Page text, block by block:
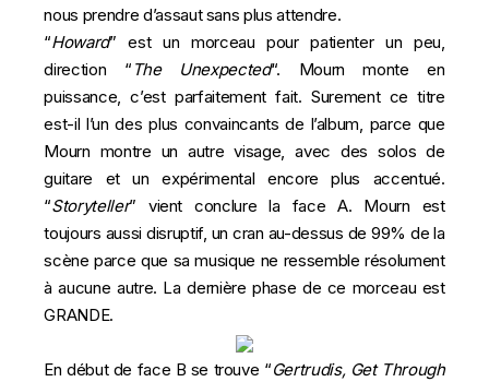
nous prendre d’assaut sans plus attendre.
“Howard” est un morceau pour patienter un peu,
direction “ The Unexpected“. Mourn monte en
puissance, c’est parfaitement fait. Surement ce titre
est-il l’un des plus convaincants de l’album, parce que
Mourn montre un autre visage, avec des solos de
guitare et un expérimental encore plus accentué.
“Storyteller” vient conclure la face A. Mourn est
toujours aussi disruptif, un cran au-dessus de 99% de la
scène parce que sa musique ne ressemble résolument
à aucune autre. La dernière phase de ce morceau est
GRANDE.
En début de face B se trouve “Gertrudis, Get Through